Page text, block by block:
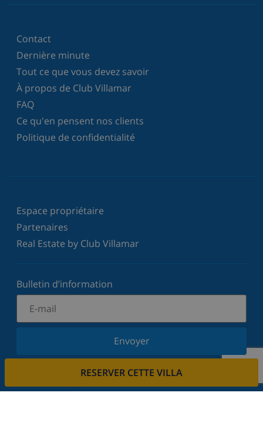
RESERVER CETTE VILLA
Contact
Dernière minute
Tout ce que vous devez savoir
À propos de Club Villamar
FAQ
Ce qu'en pensent nos clients
Politique de confidentialité
Espace propriétaire
Partenaires
Real Estate by Club Villamar
Bulletin d’information
Envoyer
Inscrivez-vous à notre newsletter et restez informé
votre vie privée.